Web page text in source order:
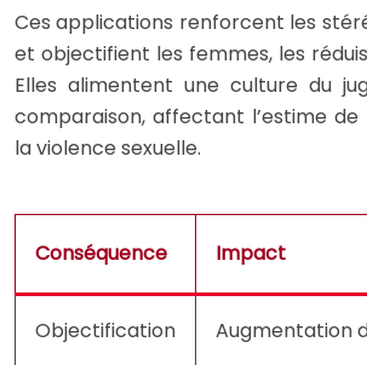
Ces applications renforcent les
et objectifient les femmes, les
Elles alimentent une culture du
comparaison, affectant l’estime
la violence sexuelle.
Conséquence Impact
Objectification Augmentation